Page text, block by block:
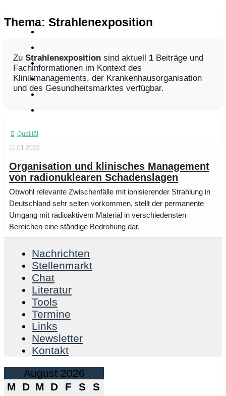
Thema: Strahlenexposition
Zu Strahlenexposition sind aktuell 1 Beiträge und
Fachinformationen im Kontext des
Klinikmanagements, der Krankenhausorganisation
und des Gesundheitsmarktes verfügbar.
Qualität
11.01.2022
Organisation und klinisches Management
von radionuklearen Schadenslagen
Obwohl relevante Zwischenfälle mit ionisierender Strahlung in
Deutschland sehr selten vorkommen, stellt der per­manente
Umgang mit radioaktivem Ma­terial in verschiedensten
Bereichen eine ständige Bedrohung dar.
Nachrichten
Stellenmarkt
Chat
Literatur
Tools
Termine
Links
Newsletter
Kontakt
August 2026
M
D M D F S
S